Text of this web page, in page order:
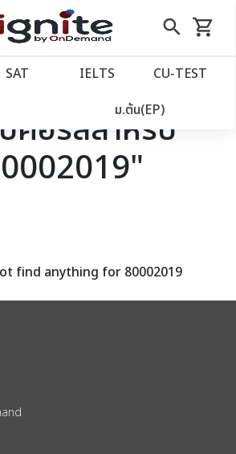
close
ไนท์
น
search
Skip
to
shopping_cart
รถเข็น
SAT IELTS CU‑TEST
ม.ต้น(EP)
คอร์สสำหรับ
find anything for 80002019